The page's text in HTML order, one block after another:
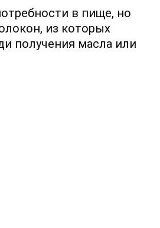
в пище, но
из которых
получения масла или